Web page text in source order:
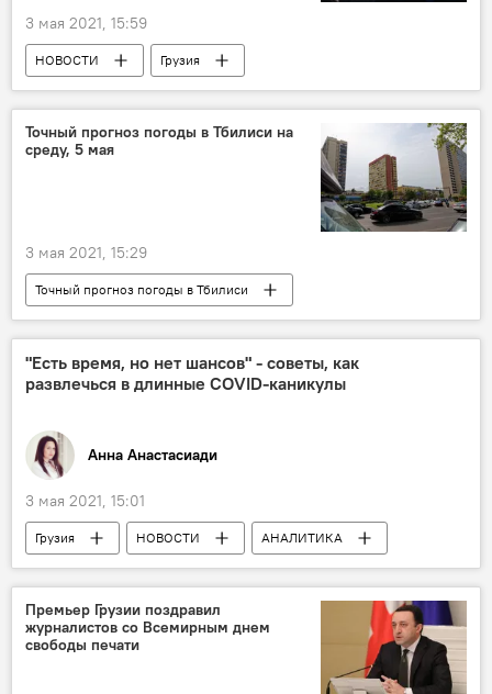
3 мая 2021, 15:59
НОВОСТИ
Грузия
ПРОИСШЕСТВИЯ
Сванети
спасательная операция
Точный прогноз погоды в Тбилиси на
среду, 5 мая
3 мая 2021, 15:29
Точный прогноз погоды в Тбилиси
НОВОСТИ
Грузия
Тбилиси
ПОГОДА
"Есть время, но нет шансов" - советы, как
развлечься в длинные COVID-каникулы
Анна Анастасиади
3 мая 2021, 15:01
Грузия НОВОСТИ
АНАЛИТИКА
Обзоры
КУЛЬТУРА
ОБЩЕСТВО
Тбилиси
Премьер Грузии поздравил
журналистов со Всемирным днем
свободы печати